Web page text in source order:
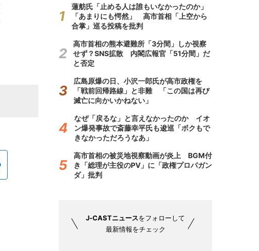
蓮舫氏「止める人は誰もいなかったのか」
「あまりにも愕然」 高市首相「上空から
合掌」巡る投稿を批判
高市首相の熊本避難所「3分間」しか視察
せず？SNS拡散 内閣広報官「51分間」だ
と否定
広島原爆の日、小沢一郎氏が高市政権を
「戦前回帰路線」と非難 「この国は再び
滅亡に向かいかねない」
なぜ「戻るな」と言えなかったのか イオ
ン爆発事故で斎藤幸平氏も逡巡「ボクもで
きなかっただろうなあ」
高市首相の被災地視察動画が炎上 BGM付
き「総理が主役のPV」に「政権プロパガン
ダ」批判
J-CASTニュースをフォローして
最新情報をチェック